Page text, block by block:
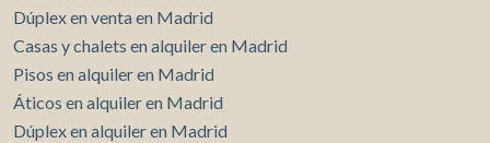
Dúplex en venta en Madrid
Casas y chalets en alquiler en Madrid
Pisos en alquiler en Madrid
Áticos en alquiler en Madrid
Dúplex en alquiler en Madrid